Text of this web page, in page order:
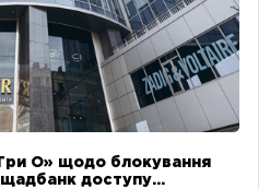
О» щодо блокування
доступу